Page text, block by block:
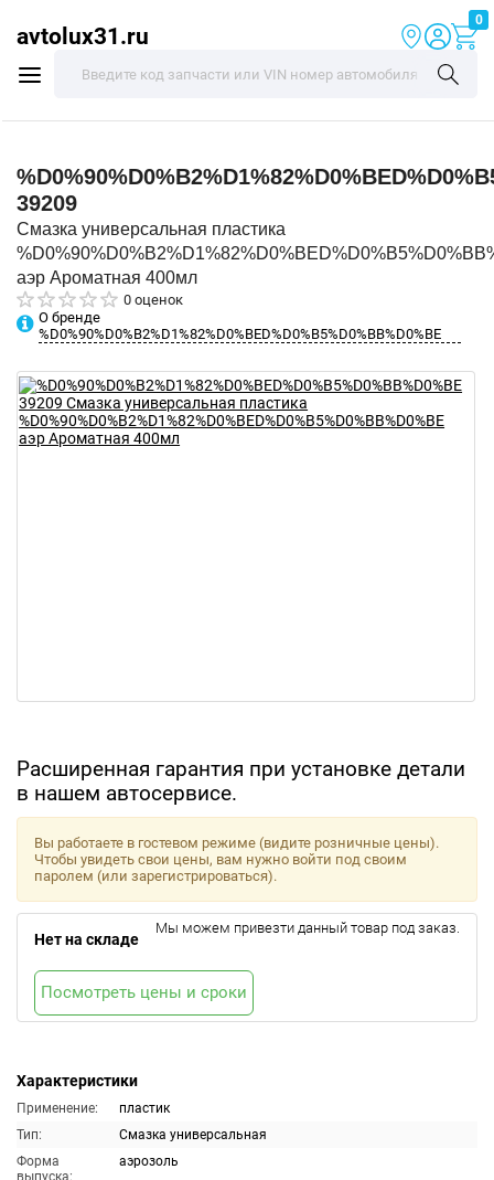
avtolux31.ru
0
39209
Смазка универсальная пластика
аэр Ароматная 400мл
0 оценок
О бренде
%D0%90%D0%B2%D1%82%D0%BED%D0%B5%D0%BB%D0%BE
Расширенная гарантия при установке детали
в нашем автосервисе.
Характеристики
Применение:
пластик
Тип:
Смазка универсальная
Форма
выпуска:
аэрозоль
Вы работаете в гостевом режиме (видите розничные цены).
Чтобы увидеть свои цены, вам нужно войти под своим
паролем (или зарегистрироваться).
Нет на складе
Мы можем привезти данный товар под заказ.
Посмотреть цены и сроки